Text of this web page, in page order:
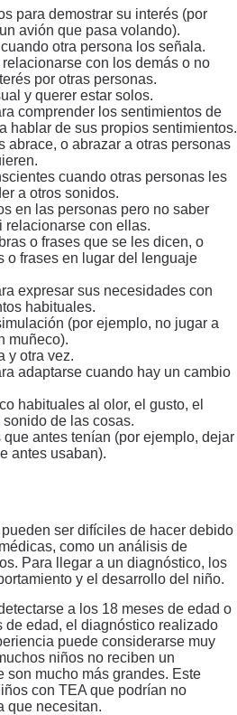
para demostrar su interés (por
avión que pasa volando).
otra persona los señala.
con los demás o no
por otras personas.
y querer estar solos.
comprender los sentimientos de
hablar de sus propios sentimientos.
abrace, o abrazar a otras personas
cuando otras personas les
a otros sonidos.
en las personas pero no saber
relacionarse con ellas.
o frases que se les dicen, o
o frases en lugar del lenguaje
expresar sus necesidades con
habituales.
(por ejemplo, no jugar a
muñeco).
y otra vez.
adaptarse cuando hay un cambio
habituales al olor, el gusto, el
de las cosas.
que antes tenían (por ejemplo, dejar
antes usaban).
ser difíciles de hacer debido
como un análisis de
Para llegar a un diagnóstico, los
y el desarrollo del niño.
a los 18 meses de edad o
de edad, el diagnóstico realizado
puede considerarse muy
niños no reciben un
son mucho más grandes. Este
con TEA que podrían no
que necesitan.